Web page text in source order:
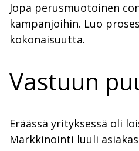
Jopa perusmuotoinen
kampanjoihin. Luo
kokonaisuutta.
Vastuun
Eräässä yrityksessä oli
Markkinointi luuli